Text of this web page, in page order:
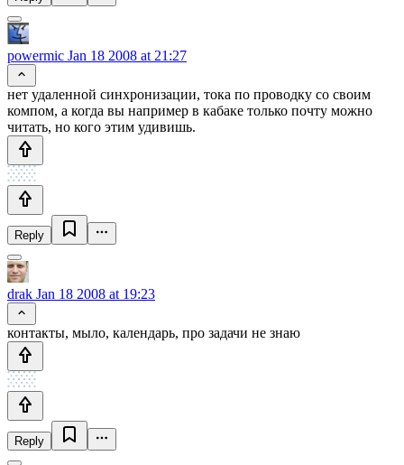
powermic Jan 18 2008 at 21:27
нет удаленной синхронизации, тока по проводку со своим
компом, а когда вы например в кабаке только почту можно
читать, но кого этим удивишь.
Reply
drak Jan 18 2008 at 19:23
контакты, мыло, календарь, про задачи не знаю
Reply